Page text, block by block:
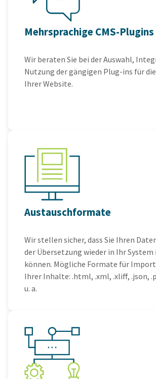
Mehrsprachige CMS-Plugins
Wir beraten Sie bei der Auswahl,
Nutzung der gängigen Plug-ins für
Ihrer Website.
Austauschformate
Wir stellen sicher, dass Sie Ihren
der Übersetzung wieder in Ihr
können. Mögliche Formate für
Ihrer Inhalte: .html, .xml, .xliff, .json,
u. a.